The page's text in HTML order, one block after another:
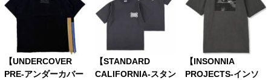
【UNDERCOVER
PRE-アンダーカバー
【STANDARD
CALIFORNIA-スタン
【INSONNIA
PROJECTS-インソ